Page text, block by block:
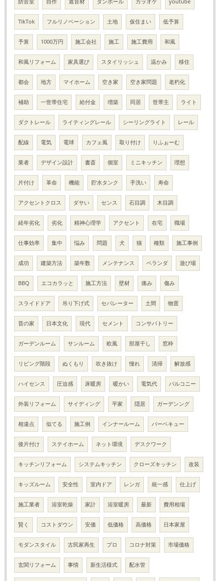
防音室 自作 遮音材 ダンボール カラオケ youtube
TIkTok フルリノベーション 土地 仮住まい 低予算
予算 1000万円 施工会社 施工 施工費用 和風
和風リフォーム 家具選び スタイリッシュ 温かみ 移住
都会 地方 マイホーム 空き家 空き家問題 老朽化
補助 一世帯住宅 給付金 増築 同居 世帯主 ライト
ダクトレール ライティングレール シーリングライト レール
配線 電気 電球 カフェ風 取り付け りふぉーむ
業者 デザイン設計 書斎 個室 ミニキッチン 理想
片付け 革命 機能 貯水タンク 手洗い 寿命
アクセントクロス ダサい センス 石目調 木目調
経年劣化 劣化 精神心理学 アクセント 在宅 職場
仕事効率 集中 悩み 問題 犬 猫 種類 施工事例
成功 建築方法 築年数 メンテナンス ベランダ 遊び場
BBQ エコカラッと 施工方法 壁材 痛み 傷み
スライドドア 吊り下げ式 セパレーター 土間 物置
昔の家 日本文化 現代 セメント コンサバトリー
ガーデンルーム サンルーム 欧風 部屋干し 窓枠
リビング階段 ぬくもり 吹き抜け 憧れ 清掃 解放感
ハイセンス 圧迫感 床暖房 暖かい 電気代 バルコニー
外装リフォーム サイディング 平家 隠居 ガーデンング
相違点 似てる 施工例 インナールーム バーベキュー
後片付け ステイホーム ネット環境 デスクワーク
キッチンリフォーム システムキッチン クローズキッチン 改装
キッズルーム 安全性 室内ドア レンガ 統一感 仕上げ
施工業者 浴室乾燥 家計 浴室暖房 最新 費用相場
賢く コストダウン 安価 低価格 高価格 日本家屋
モダンスタイル 古民家再生 プロ コロナ対策 市場価格
玄関リフォーム 事情 新生活様式 配水管